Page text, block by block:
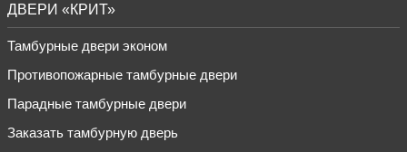
ДВЕРИ «КРИТ»
Тамбурные двери эконом
Противопожарные тамбурные двери
Парадные тамбурные двери
Заказать тамбурную дверь